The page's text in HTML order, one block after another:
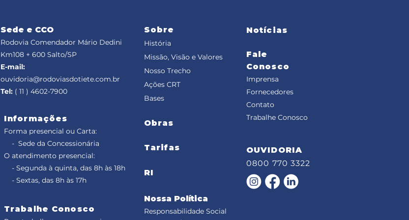
Sede e CCO
Rodovia Comendador Mário Dedini
Km108 + 600 Salto/SP
E-mail:
ouvidoria@rodoviasdotiete.com.br
Tel: ( 11 ) 4602-7900
Informações
Forma presencial ou Carta:
- Sede da Concessionária
O atendimento presencial:
- Segunda à quinta, das 8h às 18h
- Sextas, das 8h às 17h
Trabalhe Conosco
Sobre
História
Missão, Visão e Valores
Nosso Trecho
Ações CRT
Bases
Obras
Tarifas
RI
Nossa Política
Responsabilidade Social
Notícias
Fale
Conosco
Imprensa
Fornecedores
Contato
Trabalhe Conosco
OUVIDORIA
0800 770 3322